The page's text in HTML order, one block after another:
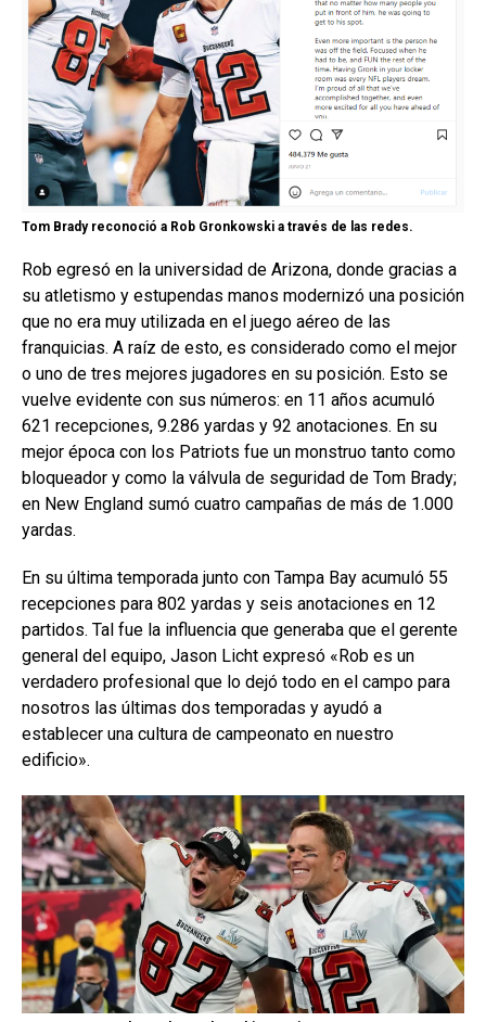
Tom Brady reconoció a Rob Gronkowski a través de las redes.
Rob egresó en la universidad de Arizona, donde gracias a
su atletismo y estupendas manos modernizó una posición
que no era muy utilizada en el juego aéreo de las
franquicias. A raíz de esto, es considerado como el mejor
o uno de tres mejores jugadores en su posición. Esto se
vuelve evidente con sus números: en 11 años acumuló
621 recepciones, 9.286 yardas y 92 anotaciones. En su
mejor época con los Patriots fue un monstruo tanto como
bloqueador y como la válvula de seguridad de Tom Brady;
en New England sumó cuatro campañas de más de 1.000
yardas.
En su última temporada junto con Tampa Bay acumuló 55
recepciones para 802 yardas y seis anotaciones en 12
partidos. Tal fue la influencia que generaba que el gerente
general del equipo, Jason Licht expresó «Rob es un
verdadero profesional que lo dejó todo en el campo para
nosotros las últimas dos temporadas y ayudó a
establecer una cultura de campeonato en nuestro
edificio».